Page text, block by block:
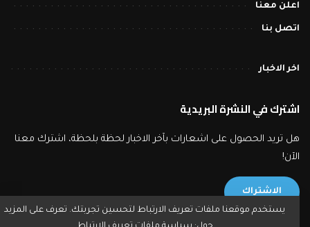
اعلن معنا
اتصل بنا
اخر الاخبار
اشترك في النشرة البريدية
هل تريد الحصول على اشعارات بآخر الاخبار لحظة بلحظة، اشترك معنا
الآن!
الاشتراك
يستخدم موقعنا ملفات تعريف الارتباط لتحسين تجربتك. تعرف على المزيد